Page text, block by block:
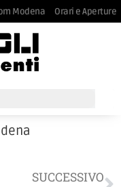
Modena Orari e Aperture
SUCCESSIVO